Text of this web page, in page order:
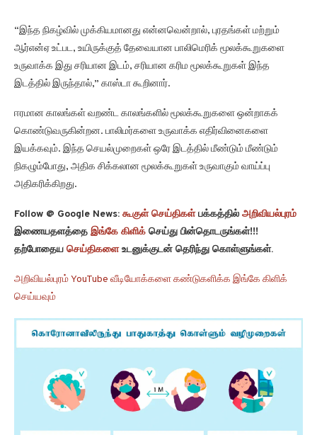
“இந்த நிகழ்வில் முக்கியமானது என்னவென்றால், புரதங்கள் மற்றும்
ஆர்என்ஏ உட்பட, உயிருக்குத் தேவையான பாலிமெரிக் மூலக்கூறுகளை
உருவாக்க இது சரியான இடம், சரியான கரிம மூலக்கூறுகள் இந்த
இடத்தில் இருந்தால்,” காஸ்டா கூறினார்.
ஈரமான காலங்கள் வறண்ட காலங்களில் மூலக்கூறுகளை ஒன்றாகக்
கொண்டுவருகின்றன. பாலிமர்களை உருவாக்க எதிர்வினைகளை
இயக்கவும். இந்த செயல்முறைகள் ஒரே இடத்தில் மீண்டும் மீண்டும்
நிகழும்போது, அதிக சிக்கலான மூலக்கூறுகள் உருவாகும் வாய்ப்பு
அதிகரிக்கிறது.
Follow @ Google News: கூகுள் செய்திகள்பக்கத்தில் அறிவியல்புரம்
இணையதளத்தை இங்கே கிளிக் செய்து பின்தொடருங்கள்!!!
தற்போதைய செய்திகளைஉடனுக்குடன் தெரிந்து கொள்ளுங்கள்.
அறிவியல்புரம் YouTube வீடியோக்களை கண்டுகளிக்க இங்கே கிளிக்
செய்யவும்